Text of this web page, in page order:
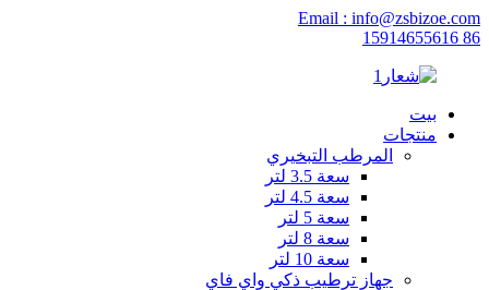
Email : info@zsbizoe.com
86 15914655616
بيت
منتجات
المرطب التبخيري
سعة 3.5 لتر
سعة 4.5 لتر
سعة 5 لتر
سعة 8 لتر
سعة 10 لتر
جهاز ترطيب ذكي واي فاي